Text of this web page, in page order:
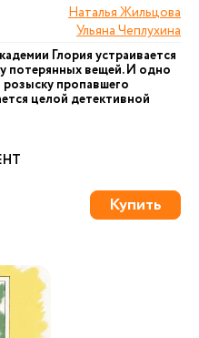
Наталья Жильцова
Ульяна Чеплухина
Глория устраивается
потерянных вещей. И одно
пропавшего
целой детективной
Купить